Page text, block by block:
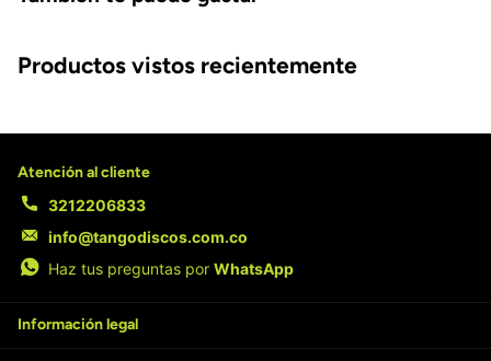
Productos vistos recientemente
Atención al cliente
3212206833
info@tangodiscos.com.co
Haz tus preguntas por WhatsApp
Información legal